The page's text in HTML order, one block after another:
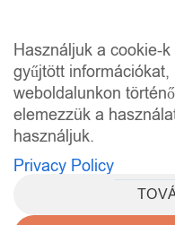
Használjuk a cookie-
gyűjtött
weboldalunkon
elemezzük a
használjuk.
Privacy Policy
content
KEZDŐLAP /